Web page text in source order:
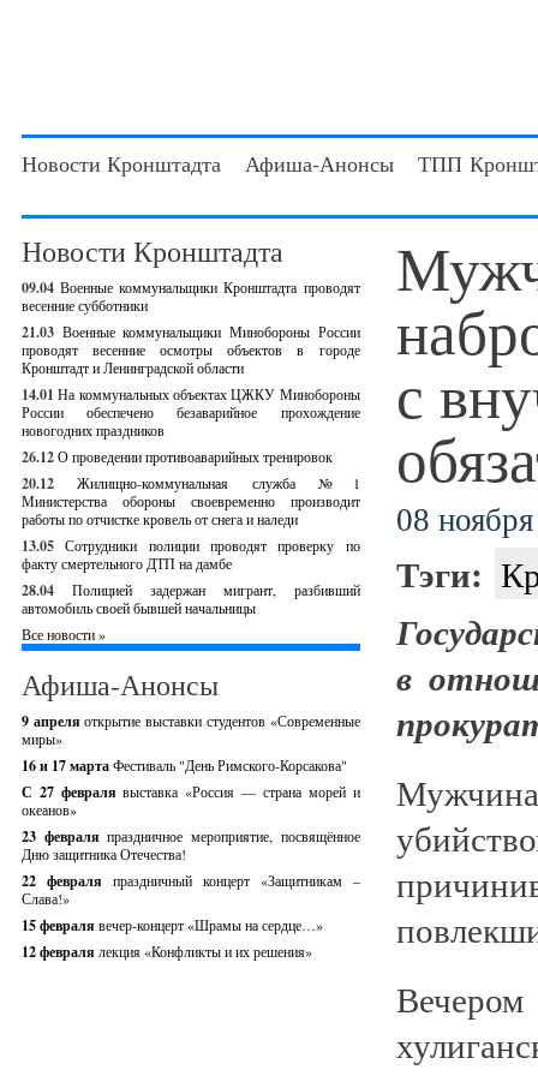
Новости Кронштадта Афиша-Анонсы ТПП
Новости Кронштадта
09.04 Военные коммунальщики Кронштадта проводят
весенние субботники
21.03 Военные коммунальщики Минобороны России
проводят весенние осмотры объектов в городе
Кронштадт и Ленинградской области
14.01 На коммунальных объектах ЦЖКУ Минобороны
России обеспечено безаварийное прохождение
новогодних праздников
26.12О проведении противоаварийных тренировок
20.12
Жилищно-коммунальная служба №1
Министерства обороны своевременно производит
работы по отчистке кровель от снега и наледи
13.05 Сотрудники полиции проводят проверку по
факту смертельного ДТП на дамбе
28.04
Полицией задержан мигрант, разбивший
автомобиль своей бывшей начальницы
Все новости »
Афиша-Анонсы
9 апреляоткрытие выставки студентов «Современные
миры»
16 и 17 мартаФестиваль "День Римского-Корсакова"
С 27 февралявыставка «Россия — страна морей и
океанов»
23 февраляпраздничное мероприятие, посвящённое
Дню защитника Отечества!
22 февраля праздничный концерт «Защитникам –
Слава!»
15 февраля вечер-концерт «Шрамы на сердце…»
12 февраля лекция «Конфликты и их решения»
с
08
Тэги:
в